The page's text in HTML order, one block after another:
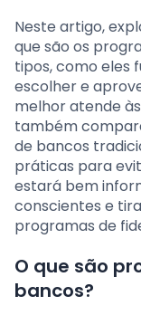
Neste artigo,
que são os
tipos, como eles
escolher e
melhor atende
também
de bancos
práticas para
estará bem
conscientes e
programas de
O que são
bancos?